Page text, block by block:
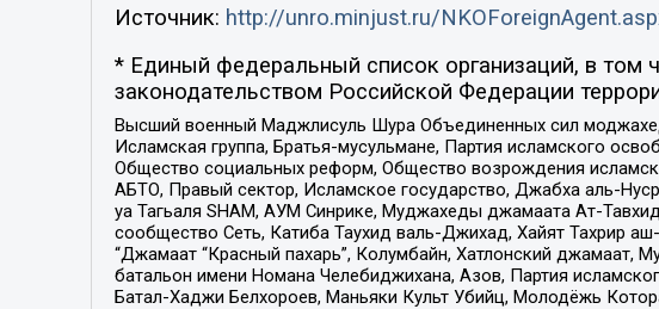
Источник: http://unro.minjust.ru/
* Единый федеральный список организаций, в том
законодательством Российской Федерации
Высший военный Маджлисуль Шура Объединенных сил
Исламская группа, Братья-мусульмане, Партия исламского
Общество социальных реформ, Общество возрождения
АБТО, Правый сектор, Исламское государство, Джабха аль-
уа Тагьаля SHAM, АУМ Синрике, Муджахеды джамаата Ат-
сообщество Сеть, Катиба Таухид валь-Джихад, Хайят Тахрир
“Джамаат “Красный пахарь”, Колумбайн, Хатлонский джамаат,
батальон имени Номана Челебиджихана, Азов, Партия
Батал-Хаджи Белхороев, Маньяки Культ Убийц, Молодёжь